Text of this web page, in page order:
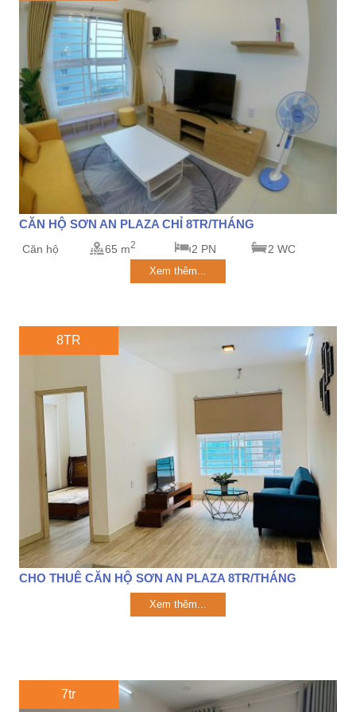
CĂN HỘ SƠN AN PLAZA CHỈ 8TR/THÁNG
Căn hộ 65 m2 2 PN 2 WC
Xem thêm...
8TR
CHO THUÊ CĂN HỘ SƠN AN PLAZA 8TR/THÁNG
Xem thêm...
7tr